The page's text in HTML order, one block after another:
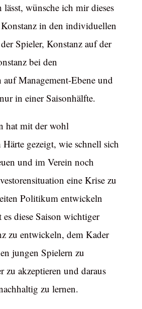
lässt, wünsche ich mir dieses
in den individuellen
Spieler, Konstanz auf der
bei den
auf Management-Ebene und
in einer Saisonhälfte.
hat mit der wohl
gezeigt, wie schnell sich
und im Verein noch
eine Krise zu
Politikum entwickeln
diese Saison wichtiger
zu entwickeln, dem Kader
jungen Spielern zu
zu akzeptieren und daraus
zu lernen.